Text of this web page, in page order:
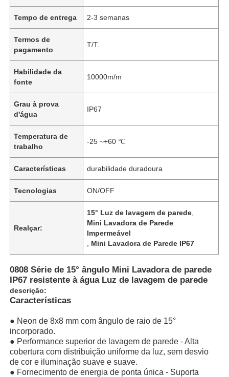
Tempo de entrega 2-3 semanas
Termos de
pagamento
T/T.
Habilidade da
fonte
10000m/m
Grau à prova
d'água
IP67
Temperatura de
trabalho
-25 ~+60 ℃
Características durabilidade duradoura
Tecnologias ON/OFF
Realçar:
15° Luz de lavagem de parede
Mini Lavadora de Parede
Impermeável
Mini Lavadora de Parede IP67
0808 Série de 15° ângulo Mini Lavadora de parede
IP67 resistente à água Luz de lavagem de parede
descrição:
Características
● Neon de 8x8 mm com ângulo de raio de 15°
incorporado.
● Performance superior de lavagem de parede - Alta
cobertura com distribuição uniforme da luz, sem desvio
de cor e iluminação suave e suave.
● Fornecimento de energia de ponta única - Suporta